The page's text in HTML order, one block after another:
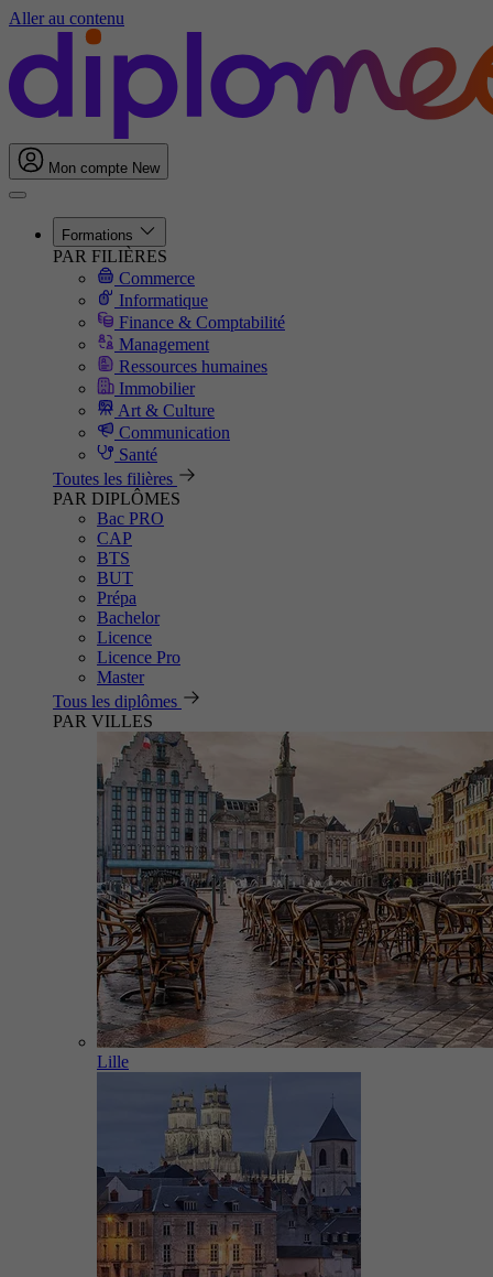
Aller au contenu
Mon compte New
Formations
PAR FILIÈRES
Commerce
Informatique
Finance & Comptabilité
Management
Ressources humaines
Immobilier
Art & Culture
Communication
Santé
Toutes les filières
PAR DIPLÔMES
Bac PRO
CAP
BTS
BUT
Prépa
Bachelor
Licence
Licence Pro
Master
Tous les diplômes
PAR VILLES
Lille